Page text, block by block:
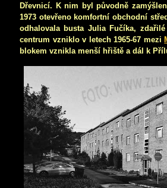
Dřevnicí. K nim byl původně
1973 otevřeno komfortní obchodní
odhalovala busta Julia Fučíka,
centrum vzniklo v letech 1965-67 mezi
blokem vznikla menší hřiště a dál k